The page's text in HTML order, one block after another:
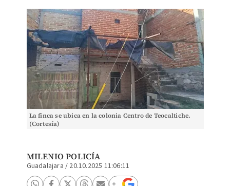
La finca se ubica en la colonia Centro de Teocaltiche.
(Cortesía)
MILENIO POLICÍA
Guadalajara / 20.10.2025 11:06:11